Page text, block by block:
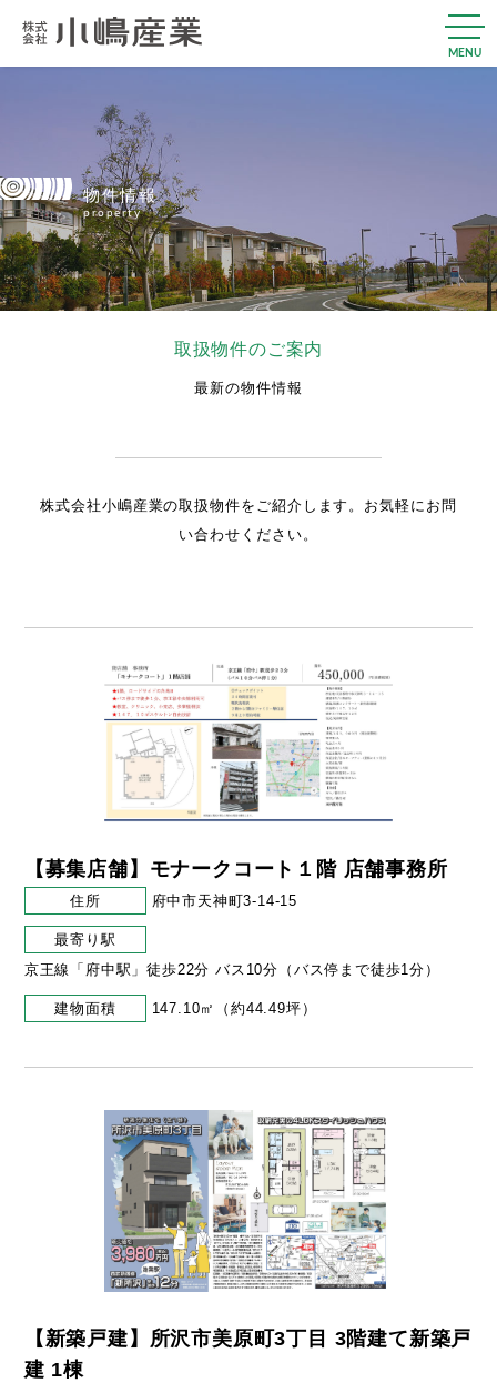
MENU
物件情報
property
取扱物件のご案内
最新の物件情報
株式会社小嶋産業の取扱物件をご紹介します。お気軽にお問
い合わせください。
【募集店舗】モナークコート１階 店舗事務所
住所 府中市天神町3-14-15
最寄り駅
京王線「府中駅」徒歩22分 バス10分（バス停まで徒歩1分）
建物面積 147.10㎡（約44.49坪）
【新築戸建】所沢市美原町3丁目 3階建て新築戸
建 1棟